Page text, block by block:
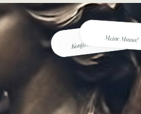
Konfirmation LenaMeine Mama!